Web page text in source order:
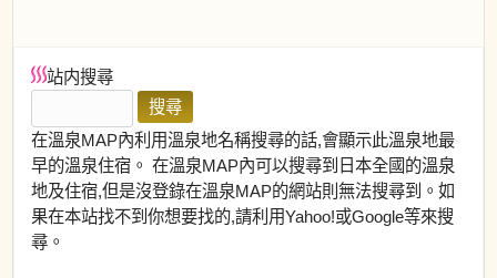
站内搜尋
在溫泉MAP內利用溫泉地名稱搜尋的話,會顯示此溫泉地最
早的溫泉住宿。 在溫泉MAP內可以搜尋到日本全國的溫泉
地及住宿,但是沒登錄在溫泉MAP的網站則無法搜尋到。如
果在本站找不到你想要找的,請利用Yahoo!或Google等來搜
尋。